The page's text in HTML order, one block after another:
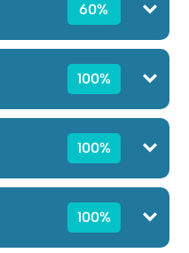
60%
100%
100%
100%